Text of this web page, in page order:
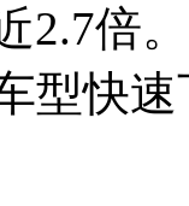
2.7倍
型快